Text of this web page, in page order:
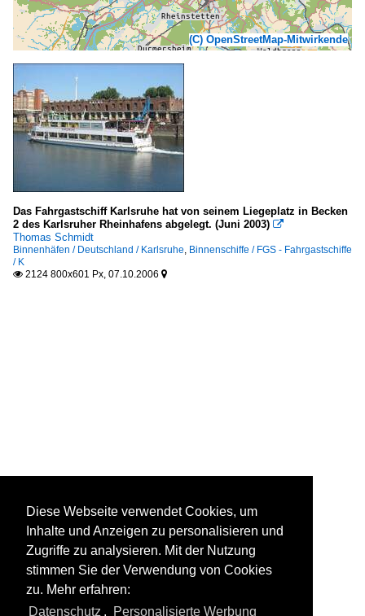
(C) OpenStreetMap-Mitwirkende
Das Fahrgastschiff Karlsruhe hat von seinem Liegeplatz in Becken
2 des Karlsruher Rheinhafens abgelegt. (Juni 2003) 
Thomas Schmidt
Binnenhäfen / Deutschland / Karlsruhe Binnenschiffe / FGS - Fahrgastschiffe
/ K
 2124 800x601 Px, 07.10.2006 
Diese Webseite verwendet Cookies, um
Inhalte und Anzeigen zu personalisieren und
Zugriffe zu analysieren. Mit der Nutzung
stimmen Sie der Verwendung von Cookies
zu. Mehr erfahren:
Datenschutz , Personalisierte Werbung